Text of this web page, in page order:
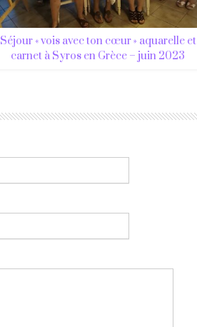
Séjour « vois avec ton cœur » aquarelle et
carnet à Syros en Grèce – juin 2023